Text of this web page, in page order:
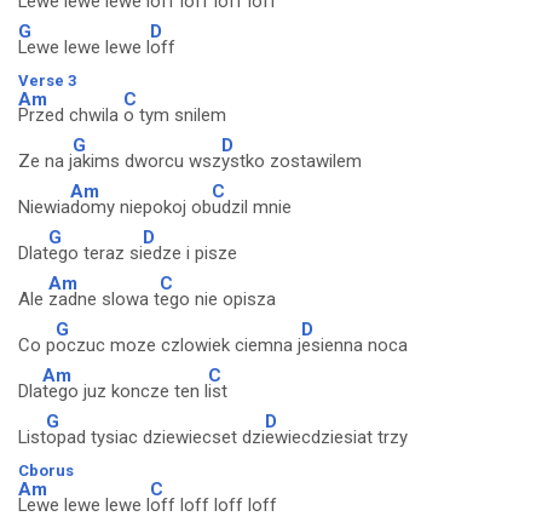
G
Lewe lewe lewe l
D
off
Verse 3
Am
Przed chwila
C
o tym snilem
Ze na j
G
akims dworcu wsz
D
ystko zostawilem
Niewia
Am
domy niepokoj ob
C
udzil mnie
Dlat
G
ego teraz si
D
edze i pisze
Ale
Am
zadne slowa t
C
ego nie opisza
Co p
G
oczuc moze czlowiek ciemna j
D
esienna noca
Dla
Am
tego juz koncze ten l
C
ist
List
G
opad tysiac dziewiecset dzi
D
ewiecdziesiat trzy
Cborus
Am
Lewe lewe lewe l
C
off loff loff loff